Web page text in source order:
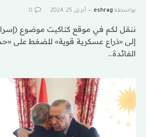
بواسطة eshrag أبريل 25, 2024 0
ننقل لكم في موقع كتاكيت موضوع
إلى «ذراع عسكرية قوية» للضغط على
الفائدة…